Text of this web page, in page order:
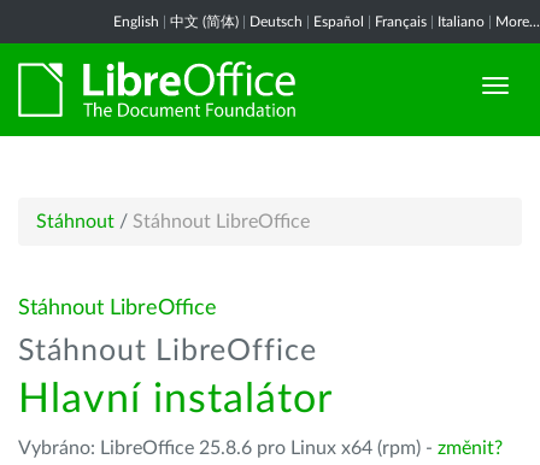
English 中文 (简体) Deutsch Español Français Italiano More...
Stáhnout / Stáhnout LibreOffice
Stáhnout LibreOffice
Stáhnout LibreOffice
Hlavní instalátor
Vybráno: LibreOffice 25.8.6 pro Linux x64 (rpm) - změnit?